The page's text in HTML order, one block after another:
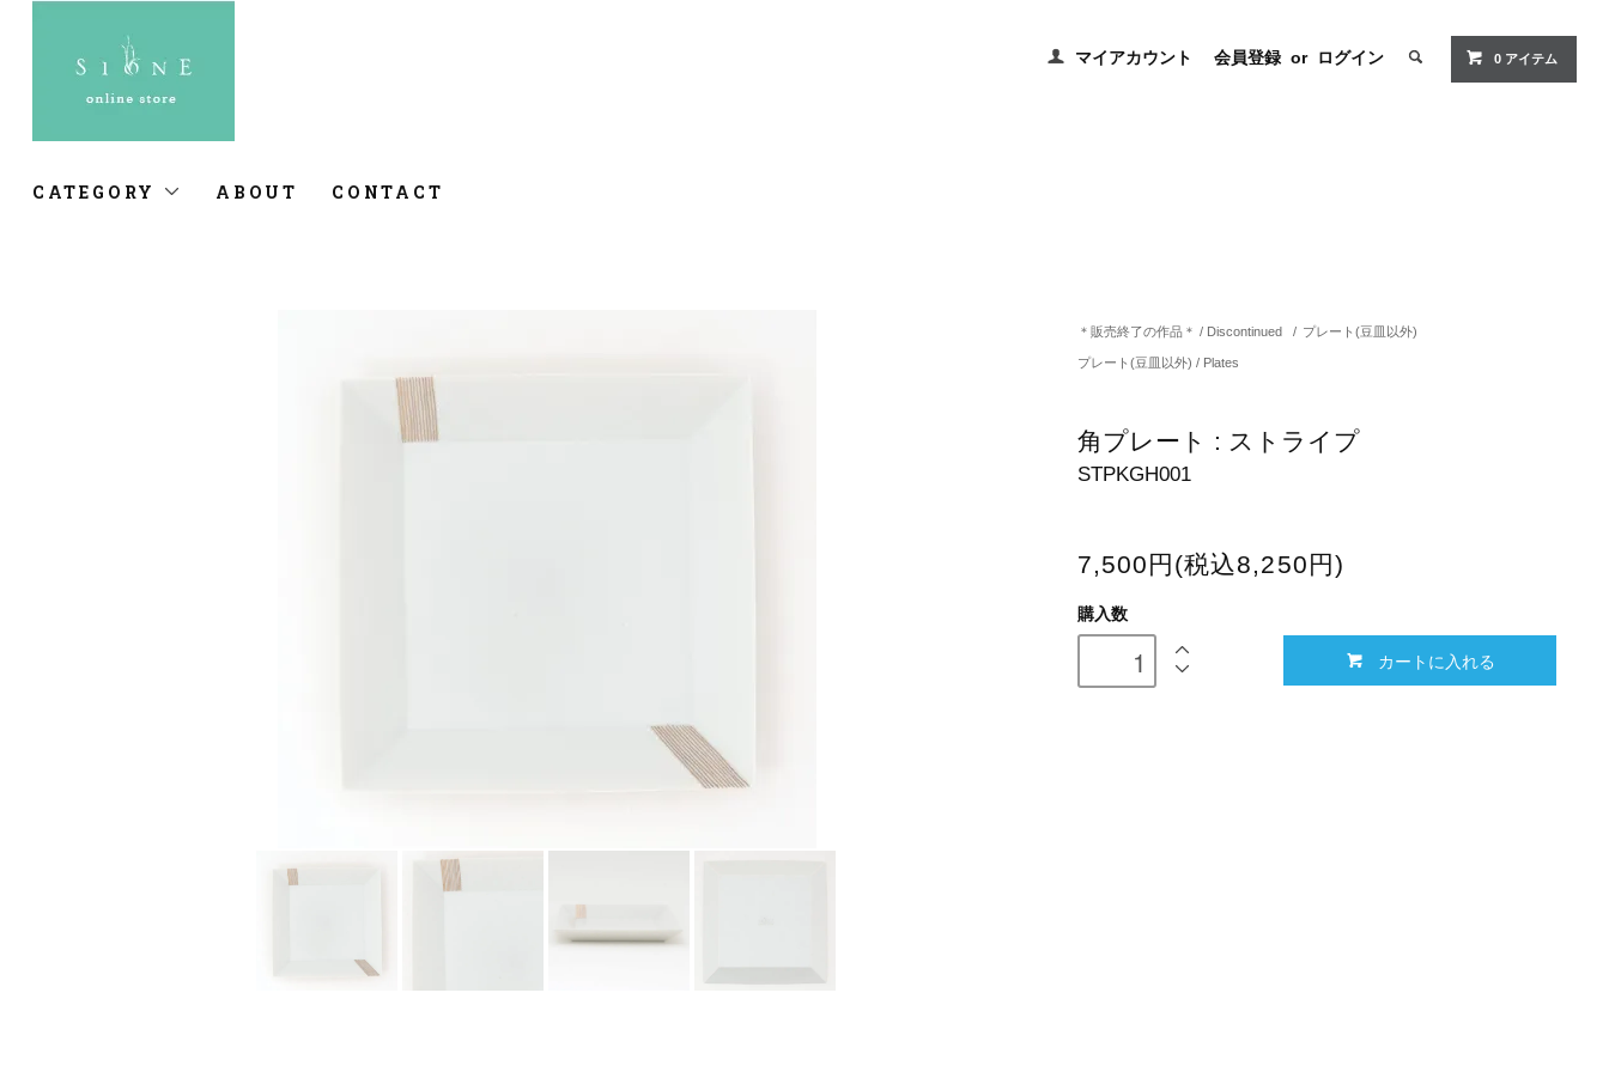
マイアカウント 会員登録 or ログイン 0 アイテム
CATEGORY ABOUT CONTACT
＊販売終了の作品＊ / Discontinued / プレート(豆皿以外)
プレート(豆皿以外) / Plates
角プレート : ストライプ
STPKGH001
7,500円(税込8,250円)
購入数
カートに入れる